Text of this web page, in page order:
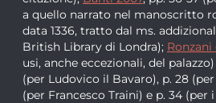
a quello narrato nel manoscritto
data 1336, tratto dal ms.
British Library di Londra); Ronzani
usi, anche eccezionali, del
(per Ludovico il Bavaro), p. 28
(per Francesco Traini) e p. 34 (per